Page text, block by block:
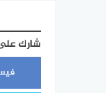
شارك